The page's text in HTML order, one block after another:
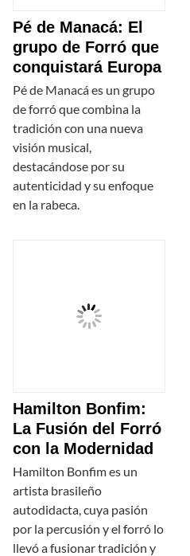
Pé de Manacá: El
grupo de Forró que
conquistará Europa
Pé de Manacá es un grupo
de forró que combina la
tradición con una nueva
visión musical,
destacándose por su
autenticidad y su enfoque
en la rabeca.
Hamilton Bonfim:
La Fusión del Forró
con la Modernidad
Hamilton Bonfim es un
artista brasileño
autodidacta, cuya pasión
por la percusión y el forró lo
llevó a fusionar tradición y